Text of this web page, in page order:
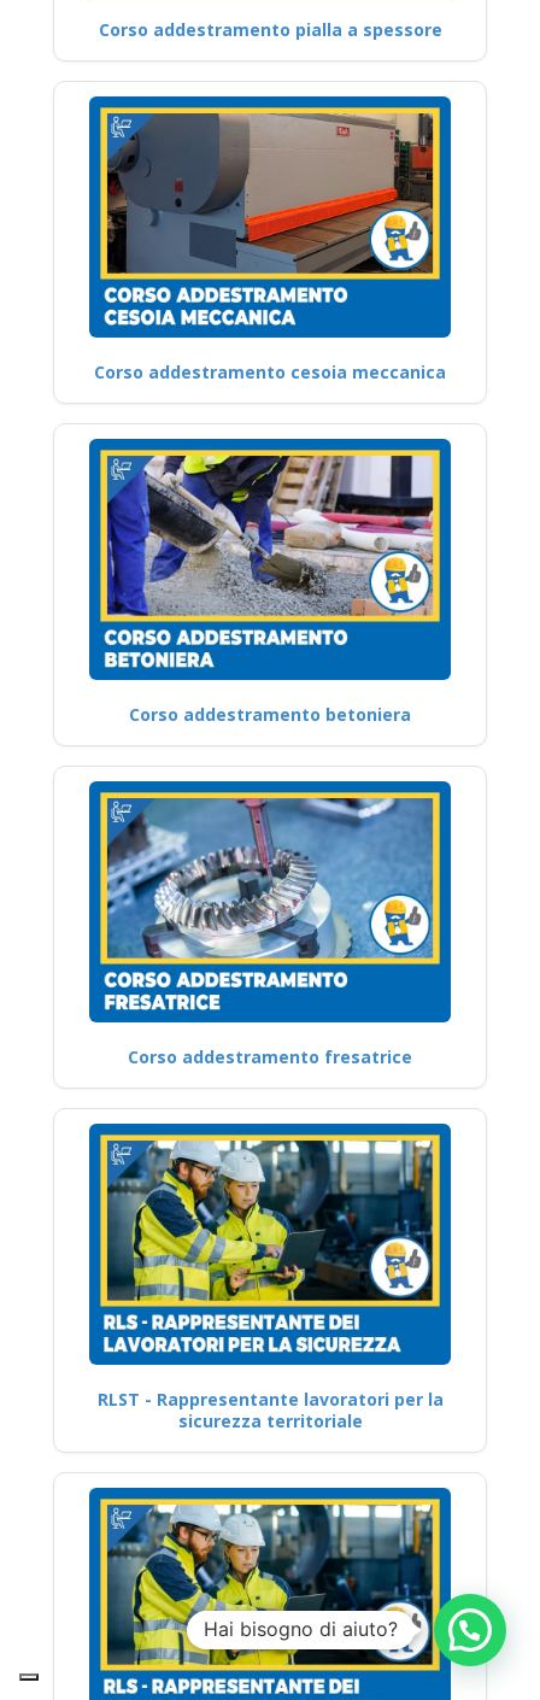
Corso addestramento pialla a spessore
Corso addestramento cesoia meccanica
Corso addestramento betoniera
Corso addestramento fresatrice
RLST - Rappresentante lavoratori per la
sicurezza territoriale
Hai bisogno di aiuto?